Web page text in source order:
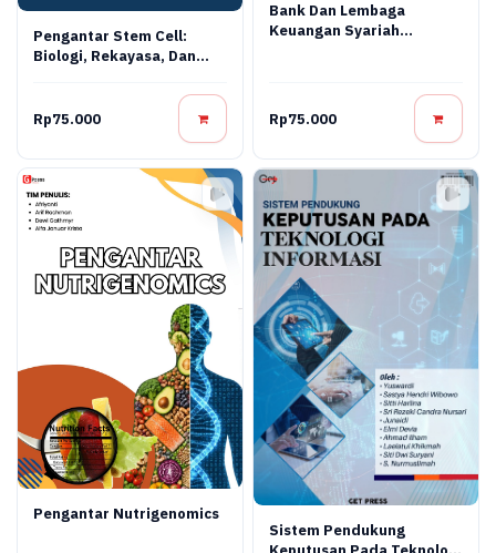
Pengantar Stem Cell:
Biologi, Rekayasa, Dan
Rp75.000
Bank Dan Lembaga
Keuangan Syariah
Rp75.000
Pengantar Nutrigenomics
Sistem Pendukung